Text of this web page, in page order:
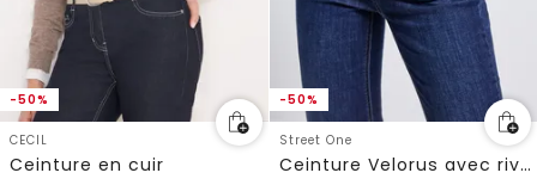
-50%
CECIL
Ceinture en cuir
-50%
Street One
Ceinture Velorus avec rivets